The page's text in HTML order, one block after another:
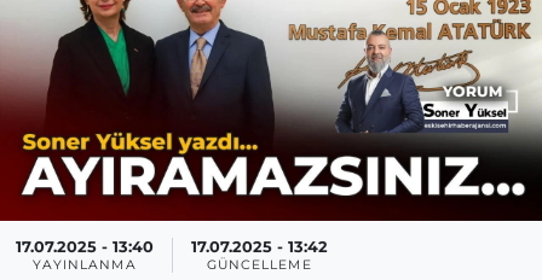
17.07.2025 - 13:40
YAYINLANMA
17.07.2025 - 13:42
GÜNCELLEME